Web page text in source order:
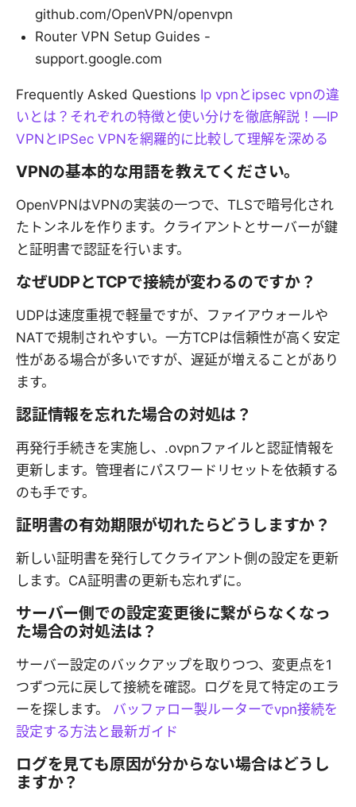
github.com/OpenVPN/openvpn
Router VPN Setup Guides -
support.google.com
Frequently Asked Questions Ip vpnとipsec vpnの違
いとは？それぞれの特徴と使い分けを徹底解説！—IP
VPNとIPSec VPNを網羅的に比較して理解を深める
VPNの基本的な用語を教えてください。
OpenVPNはVPNの実装の一つで、TLSで暗号化され
たトンネルを作ります。クライアントとサーバーが鍵
と証明書で認証を行います。
なぜUDPとTCPで接続が変わるのですか？
UDPは速度重視で軽量ですが、ファイアウォールや
NATで規制されやすい。一方TCPは信頼性が高く安定
性がある場合が多いですが、遅延が増えることがあり
ます。
認証情報を忘れた場合の対処は？
再発行手続きを実施し、.ovpnファイルと認証情報を
更新します。管理者にパスワードリセットを依頼する
のも手です。
証明書の有効期限が切れたらどうしますか？
新しい証明書を発行してクライアント側の設定を更新
します。CA証明書の更新も忘れずに。
サーバー側での設定変更後に繋がらなくなっ
た場合の対処法は？
サーバー設定のバックアップを取りつつ、変更点を1
つずつ元に戻して接続を確認。ログを見て特定のエラ
ーを探します。 バッファロー製ルーターでvpn接続を
設定する方法と最新ガイド
ログを見ても原因が分からない場合はどうし
ますか？